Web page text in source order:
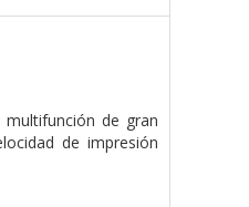
de gran
de impresión